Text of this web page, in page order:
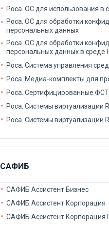
Роса. ОС для использования в
Роса. ОС для обработки
персональных данных
Роса. ОС для обработки
персональных данных в среде
Роса. Система управления
Роса. Медиа-комплекты для
Роса. Сертифицированные
Роса. Системы виртуализации
Роса. Системы
САФИБ
САФИБ Ассистент Бизнес
САФИБ Ассистент Корпорация
САФИБ Ассистент Корпорация